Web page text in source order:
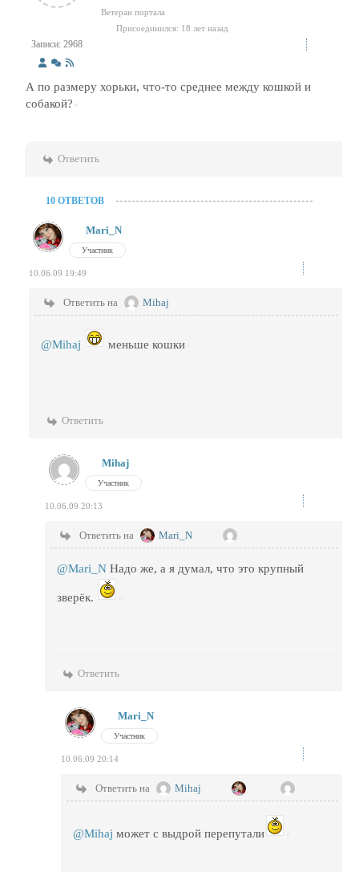
Записи: 2968
Ветеран портала
Присоединился: 18 лет назад
А по размеру хорьки, что-то среднее между кошкой и
собакой?
Ответить
10 ОТВЕТОВ
Mari_N
Участник
10.06.09 19:49
Ответить на Mihaj
@Mihaj меньше кошки
Ответить
Mihaj
Участник
10.06.09 20:13
Ответить на Mari_N
@Mari_N Надо же, а я думал, что это крупный
зверёк.
Ответить
Mari_N
Участник
10.06.09 20:14
Ответить на Mihaj
@Mihaj может с выдрой перепутали